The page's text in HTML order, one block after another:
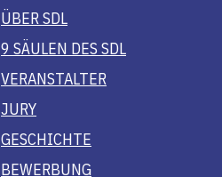
ÜBER SDL
9 SÄU­LEN DES SDL
VER­AN­STAL­TER
JURY
GESCHICH­TE
BEWER­BUNG